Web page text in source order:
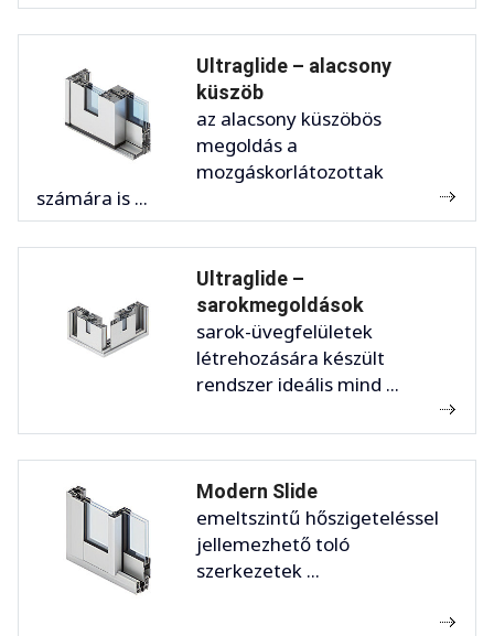
Ultraglide – alacsony
küszöb
az alacsony küszöbös
megoldás a
mozgáskorlátozottak
számára is ...
Ultraglide –
sarokmegoldások
sarok-üvegfelületek
létrehozására készült
rendszer ideális mind ...
Modern Slide
emeltszintű hőszigeteléssel
jellemezhető toló
szerkezetek ...